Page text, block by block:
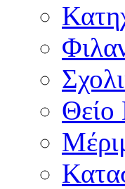
Θείο